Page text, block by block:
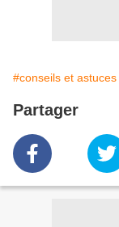
#conseils et astuces
Partager